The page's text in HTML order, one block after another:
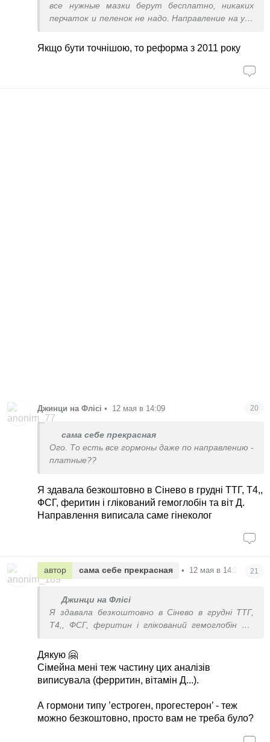
все нужные мазки берут бесплатно, никаких
перчаток и пеленок не надо. Направление на узи
давно не 2005й, автор, у нас уже лет 10 как
реформа))
Якщо бути точнішою, то реформа з 2011 року
Джинци на Флісі • 12 мая в 14:09 20
сама себе прекрасная
Ого. То есть все гормоны даже по направлению -
платные??
Я здавала безкоштовно в Сінево в грудні ТТГ, Т4,,
ФСГ, феритин і глікований гемоглобін та віт Д.
Направлення виписала саме гінеколог
автор сама себе прекрасная • 12 мая в 14:31 21
Джинци на Флісі
Я здавала безкоштовно в Сінево в грудні ТТГ,
Т4,, ФСГ, феритин і глікований гемоглобін та
Дякую 🤗
Сімейна мені теж частину цих аналізів
виписувала (ферритин, вітамін Д...).
А гормони типу ’естроген, прогестерон’ - теж
можно безкоштовно, просто вам не треба було?